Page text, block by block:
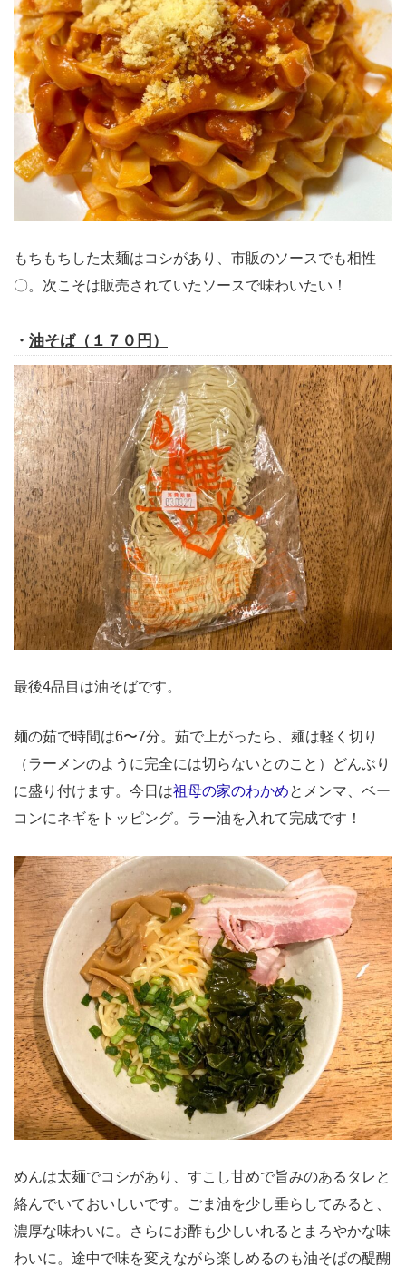
もちもちした太麺はコシがあり、市販のソースでも相性
〇。次こそは販売されていたソースで味わいたい！
・ 油そば（１７０円）
最後4品目は油そばです。
麺の茹で時間は6〜7分。茹で上がったら、麺は軽く切り
（ラーメンのように完全には切らないとのこと）どんぶり
に盛り付けます。今日は祖母の家のわかめとメンマ、ベー
コンにネギをトッピング。ラー油を入れて完成です！
めんは太麺でコシがあり、すこし甘めで旨みのあるタレと
絡んでいておいしいです。ごま油を少し垂らしてみると、
濃厚な味わいに。さらにお酢も少しいれるとまろやかな味
わいに。途中で味を変えながら楽しめるのも油そばの醍醐